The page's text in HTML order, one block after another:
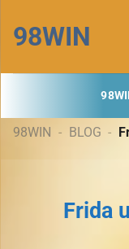
đến
nội
dung
98WIN
98WIN - BLOG -
Frida